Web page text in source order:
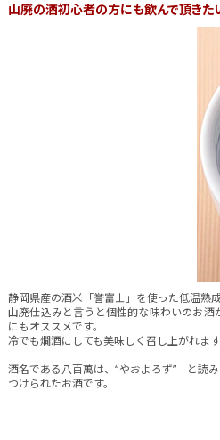
山廃の酒初心者の方にも飲んで頂き
静岡県産の酒米「誉富士」を使った低温熟成
山廃仕込みと言うと個性的な味わいのお
にもオススメです。
冷でも燗酒にしても美味しく召し上がれます
酒名である八百萬は、“やおよろず” と読
つけられたお酒です。